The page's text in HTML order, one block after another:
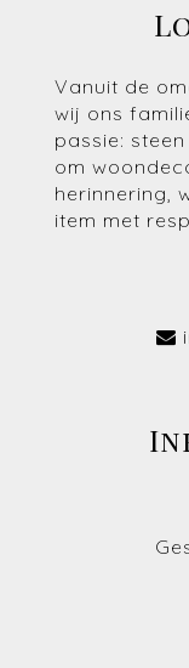
Vanuit de
wij ons
passie:
om
herinnering,
item met